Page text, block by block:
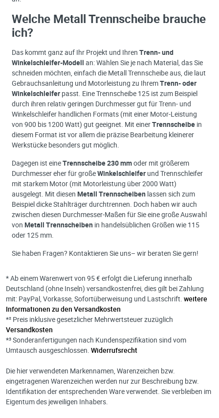
Welche Metall Trennscheibe brauche
ich?
Das kommt ganz auf Ihr Projekt und Ihren Trenn- und
Winkelschleifer-Modell an: Wählen Sie je nach Material, das Sie
schneiden möchten, einfach die Metall Trennscheibe aus, die laut
Gebrauchsanleitung und Motorleistung zu IhremTrenn- oder
Winkelschleifer passt. Eine Trennscheibe 125 ist zum Beispiel
durch ihren relativ geringen Durchmesser gut für Trenn- und
Winkelschleifer handlichen Formats (mit einer Motor-Leistung
von 900 bis 1200 Watt) gut geeignet. Mit einerTrennscheibe in
diesem Format ist vor allem die präzise Bearbeitung kleinerer
Werkstücke besonders gut möglich.
Dagegen ist eineTrennscheibe 230 mmoder mit größerem
Durchmesser eher für großeWinkelschleifer und Trennschleifer
mit starkem Motor (mit Motorleistung über 2000 Watt)
ausgelegt. Mit diesen Metall Trennscheiben lassen sich zum
Beispiel dicke Stahlträger durchtrennen. Doch haben wir auch
zwischen diesen Durchmesser-Maßen für Sie eine große Auswahl
von Metall Trennscheiben in handelsüblichen Größen wie 115
oder 125 mm.
Sie haben Fragen? Kontaktieren Sie uns– wir beraten Sie gern!
* Ab einem Warenwert von 95 € erfolgt die Lieferung innerhalb
Deutschland (ohne Inseln) versandkostenfrei, dies gilt bei Zahlung
mit: PayPal, Vorkasse, Sofortüberweisung und Lastschrift. weitere
Informationen zu den Versandkosten
*² Preis inklusive gesetzlicher Mehrwertsteuer zuzüglich
Versandkosten
*³ Sonderanfertigungen nach Kundenspezifikation sind vom
Umtausch ausgeschlossen. Widerrufsrecht
Die hier verwendeten Markennamen, Warenzeichen bzw.
eingetragenen Warenzeichen werden nur zur Beschreibung bzw.
Identifikation der entsprechenden Ware verwendet. Sie verbleiben im
Eigentum des jeweiligen Inhabers.